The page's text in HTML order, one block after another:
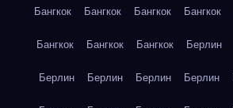
Бангкок Бангкок Бангкок Бангкок
Бангкок Бангкок Бангкок Берлин
Берлин Берлин Берлин Берлин